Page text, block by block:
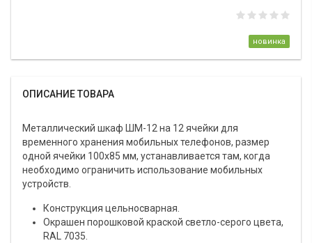
новинка
ОПИСАНИЕ ТОВАРА
Металлический шкаф ШМ-12 на 12 ячейки для
временного хранения мобильных телефонов, размер
одной ячейки 100х85 мм, устанавливается там, когда
необходимо ограничить использование мобильных
устройств.
Конструкция цельносварная.
Окрашен порошковой краской светло-серого цвета,
RAL 7035.